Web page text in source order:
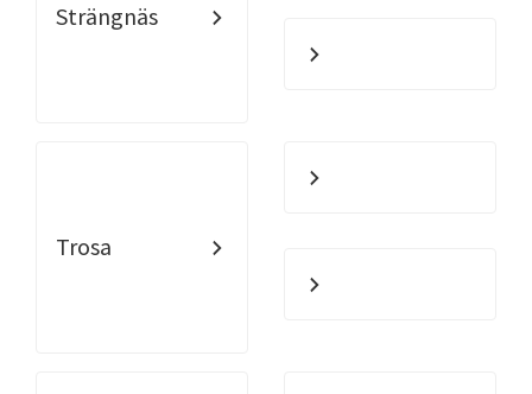
Strängnäs
Trosa